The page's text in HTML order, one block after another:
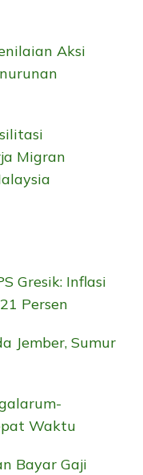
Aksi
Migran
Gresik: Inflasi
Persen
Jember, Sumur
Waktu
Bayar Gaji